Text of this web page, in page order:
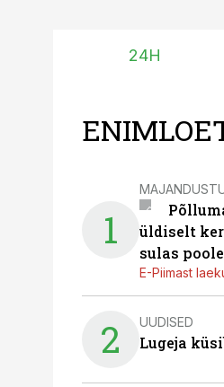
24H
1
üldiselt
sulas
E-Piimast
2 UUDISED
Lugeja